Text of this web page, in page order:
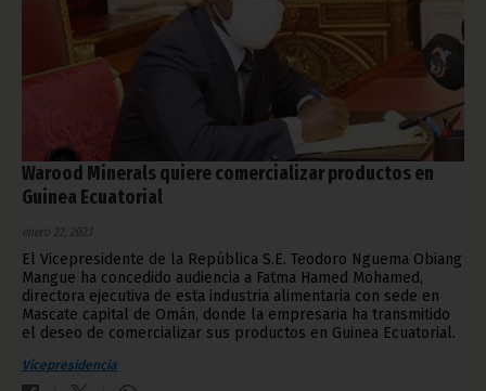
Warood Minerals quiere comercializar productos en
Guinea Ecuatorial
enero 22, 2023
El Vicepresidente de la República S.E. Teodoro Nguema Obiang
Mangue ha concedido audiencia a Fatma Hamed Mohamed,
directora ejecutiva de esta industria alimentaria con sede en
Mascate capital de Omán, donde la empresaria ha transmitido
el deseo de comercializar sus productos en Guinea Ecuatorial.
Vicepresidencia